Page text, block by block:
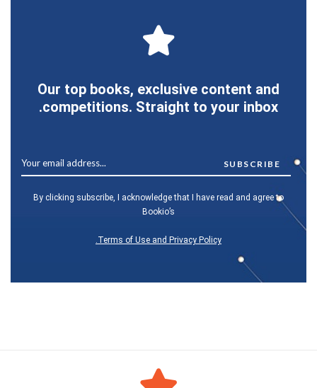
Our top books, exclusive content and
competitions. Straight to your inbox.
By clicking subscribe, I acknowledge that I have read and agree to
Bookio’s
Terms of Use and Privacy Policy.